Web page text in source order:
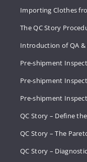
Importing Clothes
The QC Story
Introduction of QA &
Pre-shipment
Pre-shipment
Pre-shipment
QC Story – Define
QC Story – The
QC Story –